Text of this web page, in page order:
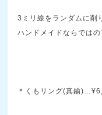
3ミリ線をランダムに削
ハンドメイドならでは
＊くもリング(真鍮